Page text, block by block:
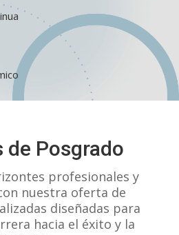
de Posgrado
profesionales y
nuestra oferta de
diseñadas para
hacia el éxito y la